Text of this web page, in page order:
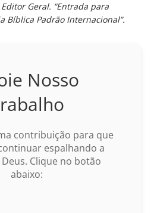
Geral. “Entrada para
Bíblica Padrão Internacional”.
Nosso
contribuição para que
espalhando a
Clique no botão
abaixo: